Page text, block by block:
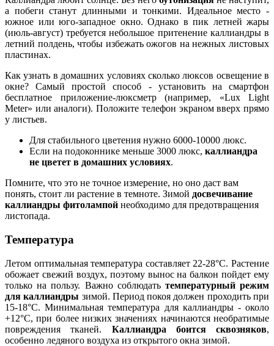
а побеги станут длинными и тонкими. Идеальное место -
южное или юго-западное окно. Однако в пик летней жары
(июль-август) требуется небольшое притенение каллиандры в
летний полдень, чтобы избежать ожогов на нежных листовых
пластинах.
Как узнать в домашних условиях сколько люксов освещение в
окне? Самый простой способ - установить на смартфон
бесплатное приложение-люксметр (например, «Lux Light
Meter» или аналоги). Положите телефон экраном вверх прямо
у листьев.
Для стабильного цветения нужно 6000-10000 люкс.
Если на подоконнике меньше 3000 люкс, каллиандра
не цветет в домашних условиях.
Помните, что это не точное измерение, но оно даст вам
понять, стоит ли растение в темноте. Зимой досвечивание
каллиандры фитолампой необходимо для предотвращения
листопада.
Температура
Летом оптимальная температура составляет 22-28°C. Растение
обожает свежий воздух, поэтому вынос на балкон пойдет ему
только на пользу. Важно соблюдать температурный режим
для каллиандры зимой. Период покоя должен проходить при
15-18°C. Минимальная температура для каллиандры - около
+12°C, при более низких значениях начинаются необратимые
повреждения тканей. Каллиандра боится сквозняков,
особенно ледяного воздуха из открытого окна зимой.